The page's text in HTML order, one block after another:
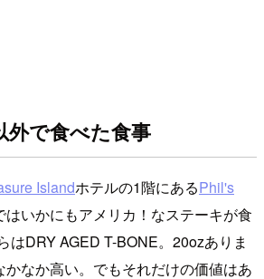
外で食べた食事
Islandホテルの1階にあるPhil's
はいかにもアメリカ！なステーキが食
はDRY AGED T-BONE。20ozありま
なか高い。でもそれだけの価値はあ